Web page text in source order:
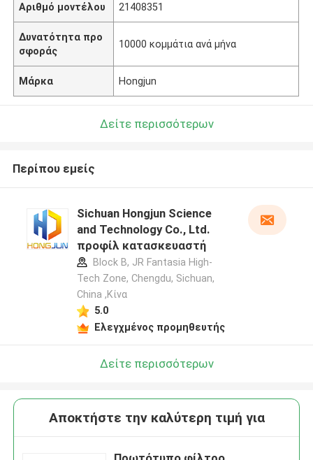
Αριθμό μοντέλου 21408351
Δυνατότητα προ
σφοράς
10000 κομμάτια ανά μήνα
Μάρκα Hongjun
Δείτε περισσότερων
Περίπου εμείς
Sichuan Hongjun Science
and Technology Co., Ltd.
προφίλ κατασκευαστή
Block B, JR Fantasia High-
Tech Zone, Chengdu, Sichuan,
China ,Κίνα
5.0
Ελεγχμένος προμηθευτής
Δείτε περισσότερων
Αποκτήστε την καλύτερη τιμή για